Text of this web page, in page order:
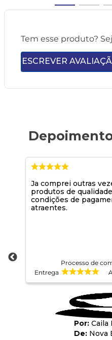
Tem esse produto?
ESCREVER
Ja comprei outras
produtos de
condições de
atraentes.
Processo de
Entrega
Caila
Nova